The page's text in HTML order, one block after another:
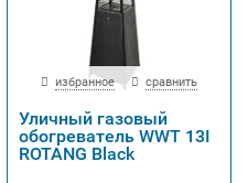
избранное сравнить
Уличный газовый
обогреватель WWT 13I
ROTANG Black